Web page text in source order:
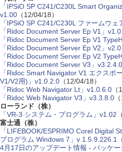
「IPSiO SP C241/C230L Smart
v1.00（12/04/18）
「IPSiO SP C241/C230L ファームウェ
「Ridoc Document Server Ep V1」
「Ridoc Document Server Ep V1
「Ridoc Document Server Ep V2」
「Ridoc Document Server Ep V2
「Ridoc Document Server V3」v3.2.4.0
「Ridoc Smart Navigator V1 エクスポ
V1/V2用)」v1.0.2.0（12/04/18）
「Ridoc Web Navigator Lt」v1.0.6.0（
「Ridoc Web Navigator V3」v3.3.8.0（
ローランド（株）
「VR-3 システム・プログラム」v1.02
富士通（株）
「LIFEBOOK/ESPRIMO Corel Digital
プログラム Windows 7」v 1.5.9.226.1
4月17日のアップデート情報 - パッケ